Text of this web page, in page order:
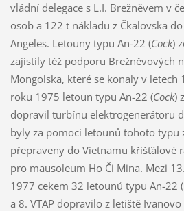
vládní delegace s L.I. Brežněvem v
osob a 122 t nákladu z Čkalovska
Angeles. Letouny typu An-22 (Cock)
zajistily též podporu Brežněvových
Mongolska, které se konaly v letech
roku 1975 letoun typu An-22 (Cock)
dopravil turbínu elektrogenerátoru
byly za pomoci letounů tohoto typu
přepraveny do Vietnamu křišťálové
pro mausoleum Ho Či Mina. Mezi
1977 cekem 32 letounů typu An-22 (
a 8. VTAP dopravilo z letiště